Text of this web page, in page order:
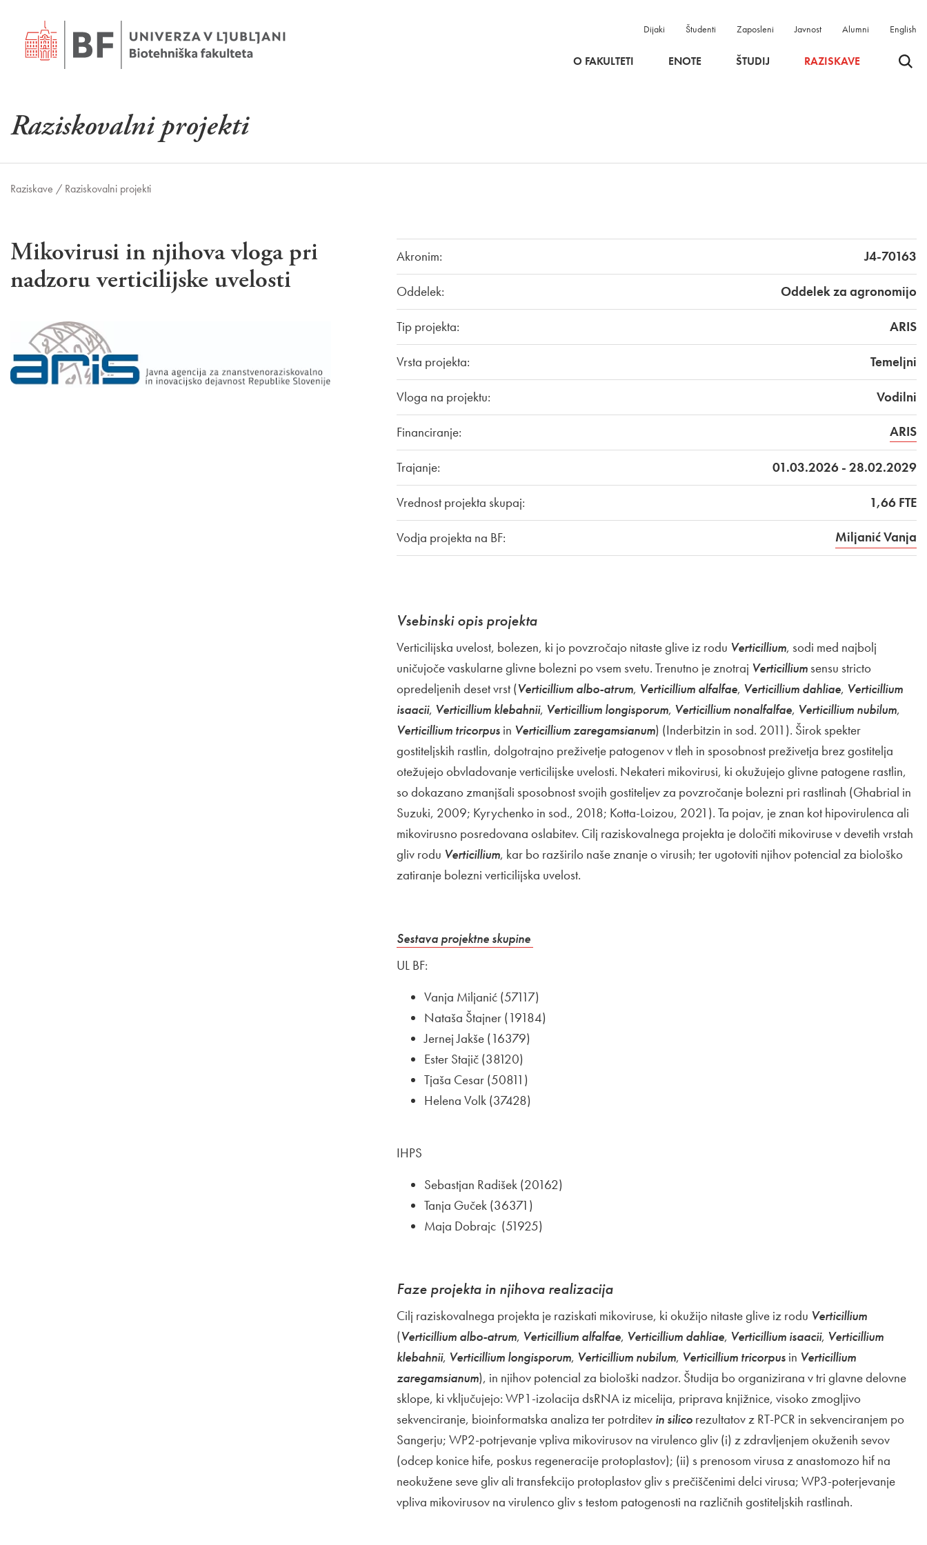
Dijaki Študenti Zaposleni Javnost Alumni English
O FAKULTETI ENOTE ŠTUDIJ RAZISKAVE Odpri
Raziskovalni projekti
Raziskave / Raziskovalni projekti
Mikovirusi in njihova vloga pri
nadzoru verticilijske uvelosti
Akronim: J4-70163
Oddelek: Oddelek za agronomijo
Tip projekta: ARIS
Vrsta projekta: Temeljni
Vloga na projektu: Vodilni
Financiranje: ARIS
Trajanje: 01.03.2026 - 28.02.2029
Vrednost projekta skupaj: 1,66 FTE
Vodja projekta na BF: Miljanić Vanja
Vsebinski opis projekta
Verticilijska uvelost, bolezen, ki jo povzročajo nitaste glive iz rodu Verticillium, sodi med najbolj
uničujoče vaskularne glivne bolezni po vsem svetu. Trenutno je znotraj Verticillium sensu stricto
opredeljenih deset vrst (Verticillium albo-atrum, Verticillium alfalfae, Verticillium dahliae, Verticillium
isaacii, Verticillium klebahnii, Verticillium longisporum, Verticillium nonalfalfae, Verticillium nubilum,
Verticillium tricorpus in Verticillium zaregamsianum) (Inderbitzin in sod. 2011). Širok spekter
gostiteljskih rastlin, dolgotrajno preživetje patogenov v tleh in sposobnost preživetja brez gostitelja
otežujejo obvladovanje verticilijske uvelosti. Nekateri mikovirusi, ki okužujejo glivne patogene rastlin,
so dokazano zmanjšali sposobnost svojih gostiteljev za povzročanje bolezni pri rastlinah (Ghabrial in
Suzuki, 2009; Kyrychenko in sod., 2018; Kotta-Loizou, 2021). Ta pojav, je znan kot hipovirulenca ali
mikovirusno posredovana oslabitev. Cilj raziskovalnega projekta je določiti mikoviruse v devetih vrstah
gliv rodu Verticillium, kar bo razširilo naše znanje o virusih; ter ugotoviti njihov potencial za biološko
zatiranje bolezni verticilijska uvelost.
Zunanja povezava na
Sestava projektne skupine
UL BF:
Vanja Miljanić (57117)
Nataša Štajner (19184)
Jernej Jakše (16379)
Ester Stajič (38120)
Tjaša Cesar (50811)
Helena Volk (37428)
IHPS
Sebastjan Radišek (20162)
Tanja Guček (36371)
Maja Dobrajc (51925)
Faze projekta in njihova realizacija
Cilj raziskovalnega projekta je raziskati mikoviruse, ki okužijo nitaste glive iz rodu Verticillium
(Verticillium albo-atrum, Verticillium alfalfae, Verticillium dahliae, Verticillium isaacii, Verticillium
klebahnii, Verticillium longisporum, Verticillium nubilum, Verticillium tricorpus in Verticillium
zaregamsianum), in njihov potencial za biološki nadzor. Študija bo organizirana v tri glavne delovne
sklope, ki vključujejo: WP1-izolacija dsRNA iz micelija, priprava knjižnice, visoko zmogljivo
sekvenciranje, bioinformatska analiza ter potrditev in silico rezultatov z RT-PCR in sekvenciranjem po
Sangerju; WP2-potrjevanje vpliva mikovirusov na virulenco gliv (i) z zdravljenjem okuženih sevov
(odcep konice hife, poskus regeneracije protoplastov); (ii) s prenosom virusa z anastomozo hif na
neokužene seve gliv ali transfekcijo protoplastov gliv s prečiščenimi delci virusa; WP3-poterjevanje
vpliva mikovirusov na virulenco gliv s testom patogenosti na različnih gostiteljskih rastlinah.